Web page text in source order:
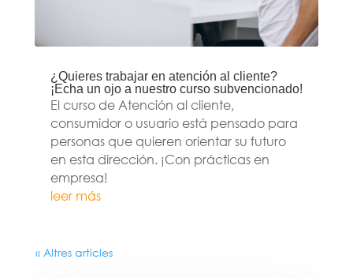
¿Quieres trabajar en atención al cliente?
¡Echa un ojo a nuestro curso subvencionado!
El curso de Atención al cliente,
consumidor o usuario está pensado para
personas que quieren orientar su futuro
en esta dirección. ¡Con prácticas en
empresa!
leer más
« Altres articles